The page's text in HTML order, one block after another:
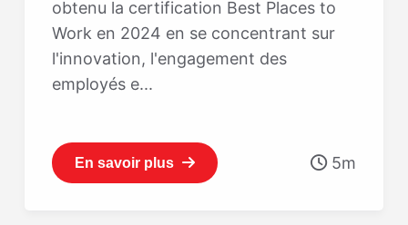
obtenu la certification Best Places to
Work en 2024 en se concentrant sur
l'innovation, l'engagement des
employés e...
En savoir plus 5m